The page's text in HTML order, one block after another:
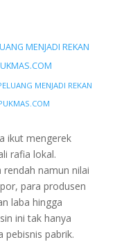
MENJADI REKAN
MENJADI REKAN
ikut mengerek
rafia lokal.
rendah namun nilai
para produsen
laba hingga
ini tak hanya
pabrik.